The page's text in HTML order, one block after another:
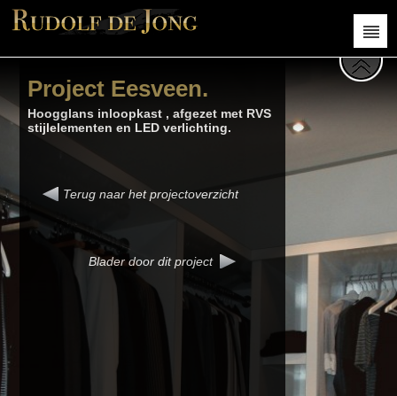
Project Eesveen.
Hoogglans inloopkast , afgezet met RVS
stijlelementen en LED verlichting.
Terug naar hetprojectoverzicht
Blader door dit project